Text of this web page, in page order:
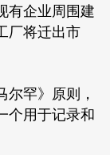
有企业周围建
厂将迁出市
罕》原则，
个用于记录和